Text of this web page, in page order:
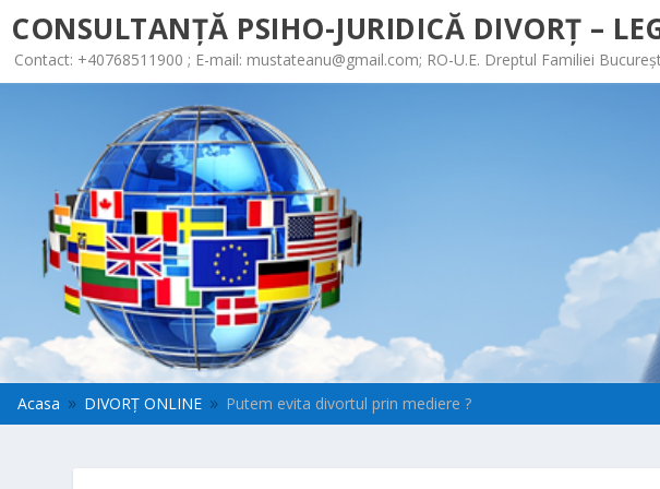
CONSULTANȚĂ PSIHO-JURIDICĂ DIVORȚ –
Contact: +40768511900 ; E-mail: mustateanu@gmail.com; RO-U.E. Dreptul Familiei
Acasa 9 DIVORȚ ONLINE 9 Putem evita divortul prin mediere ?